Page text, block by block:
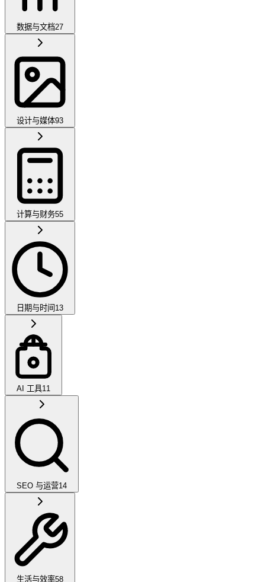
数据与文档27
设计与媒体93
计算与财务55
日期与时间 13
AI 工具11
SEO 与运营14
生活与效率58